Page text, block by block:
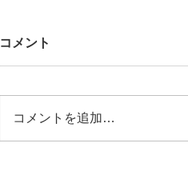
コメント
コメントを追加…